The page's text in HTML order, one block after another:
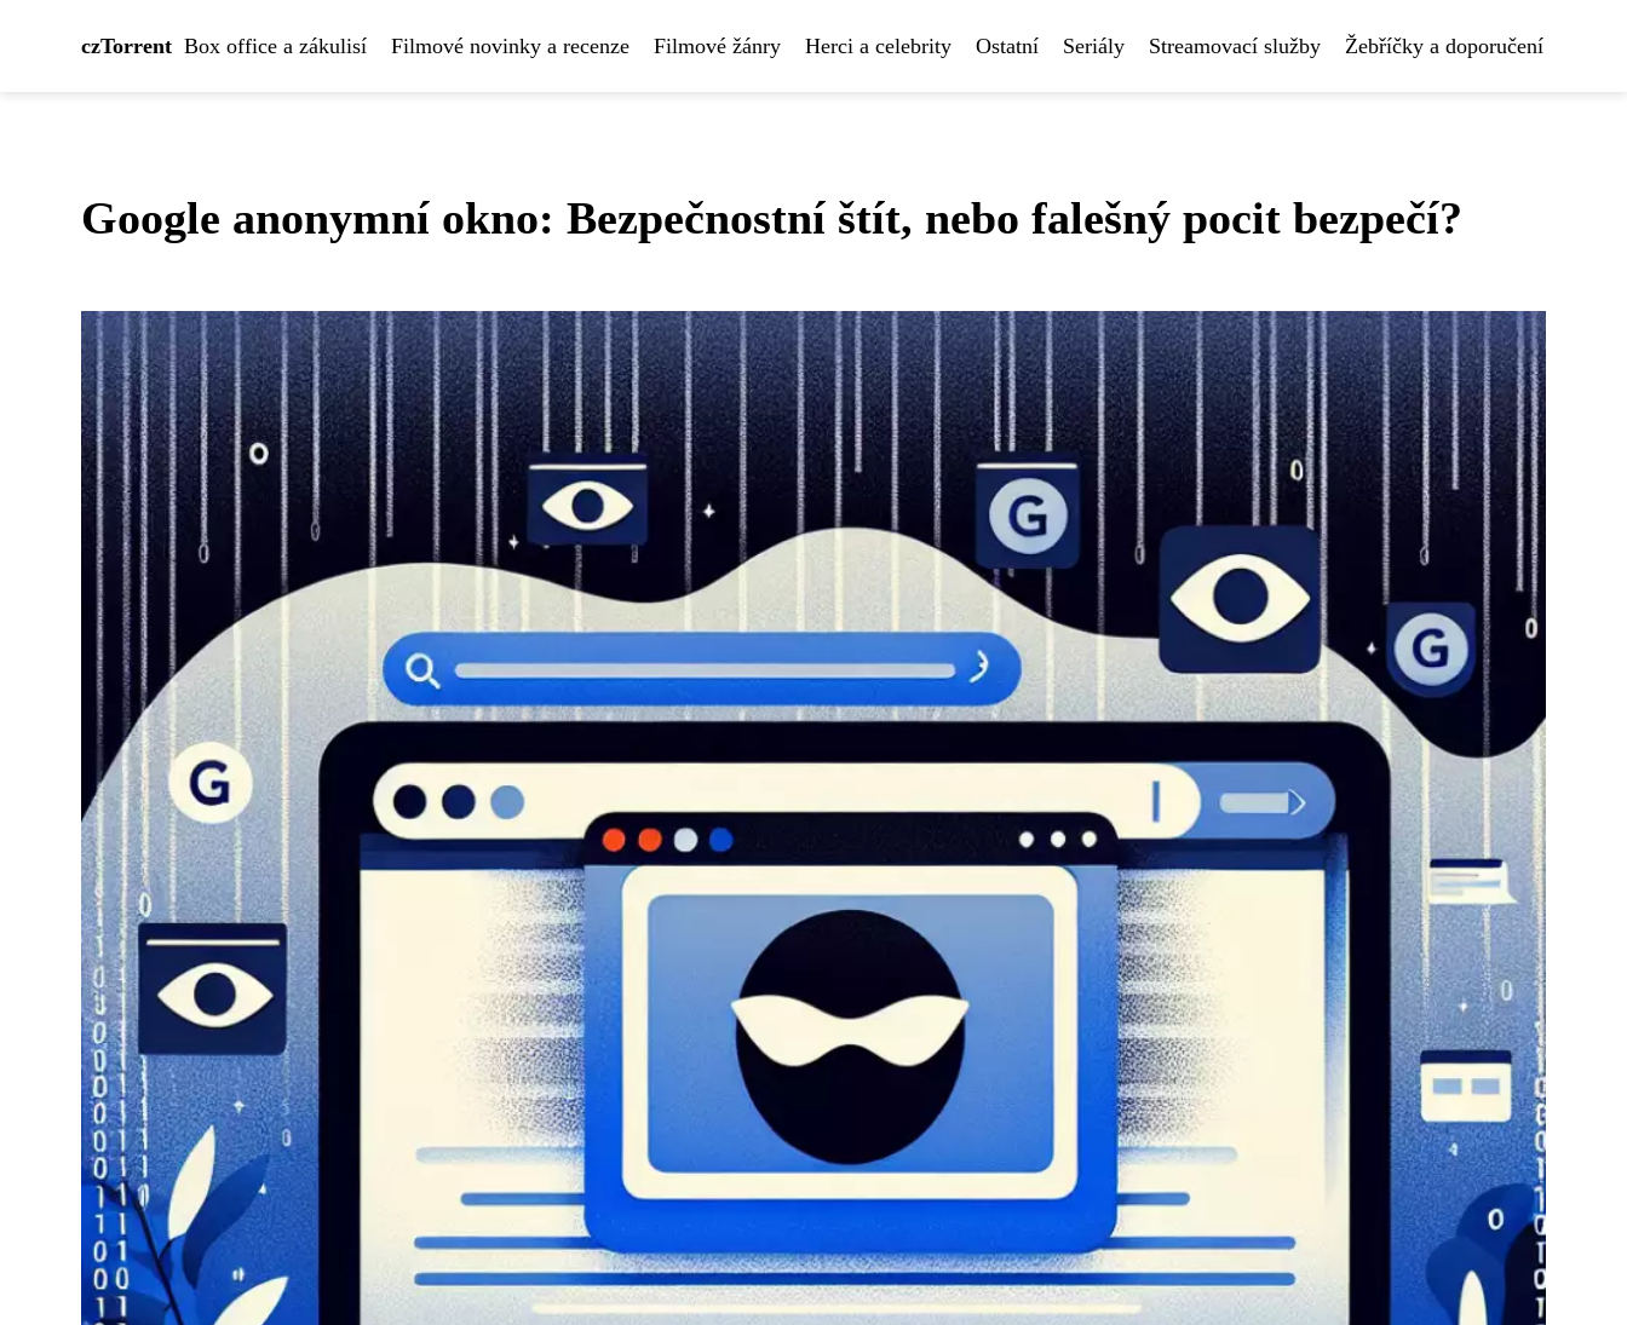
czTorrent Box office a zákulisí Filmové novinky a recenze Filmové žánry Herci a celebrity Ostatní Seriály Streamovací služby Žebříčky a doporučení
Google anonymní okno: Bezpečnostní štít, nebo falešný pocit bezpečí?